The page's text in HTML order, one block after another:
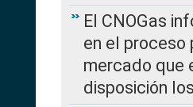
El CNOGas
en el
mercado que
disposición